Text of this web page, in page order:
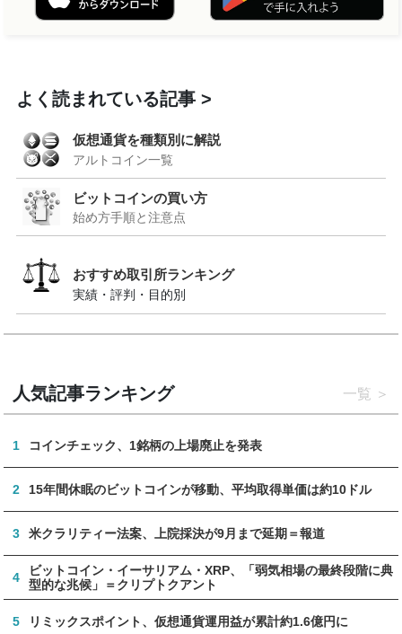
よく読まれている記事
仮想通貨を種類別に解説
アルトコイン一覧
ビットコインの買い方
始め方手順と注意点
おすすめ取引所ランキング
実績・評判・目的別
人気記事ランキング 一覧
1 コインチェック、1銘柄の上場廃止を発表
2 15年間休眠のビットコインが移動、平均取得単価は約10ドル
3 米クラリティー法案、上院採決が9月まで延期＝報道
4
ビットコイン・イーサリアム・XRP、「弱気相場の最終段階に典
型的な兆候」＝クリプトクアント
5 リミックスポイント、仮想通貨運用益が累計約1.6億円に